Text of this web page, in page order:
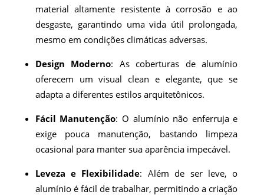
material altamente resistente à corrosão e ao
desgaste, garantindo uma vida útil prolongada,
mesmo em condições climáticas adversas.
Design Moderno: As coberturas de alumínio
oferecem um visual clean e elegante, que se
adapta a diferentes estilos arquitetônicos.
Fácil Manutenção: O alumínio não enferruja e
exige pouca manutenção, bastando limpeza
ocasional para manter sua aparência impecável.
Leveza e Flexibilidade: Além de ser leve, o
alumínio é fácil de trabalhar, permitindo a criação